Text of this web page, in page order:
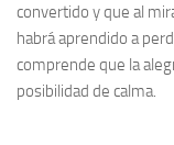
convertido y que al
habrá aprendido a
comprende que la
posibilidad de calma.